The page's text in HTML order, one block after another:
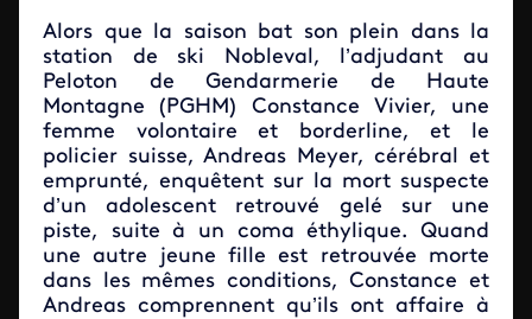
Alors que la saison bat son plein dans la
station de ski Nobleval, l’adjudant au
Peloton de Gendarmerie de Haute
Montagne (PGHM) Constance Vivier, une
femme volontaire et borderline, et le
policier suisse, Andreas Meyer, cérébral et
emprunté, enquêtent sur la mort suspecte
d’un adolescent retrouvé gelé sur une
piste, suite à un coma éthylique. Quand
une autre jeune fille est retrouvée morte
dans les mêmes conditions, Constance et
Andreas comprennent qu’ils ont affaire à